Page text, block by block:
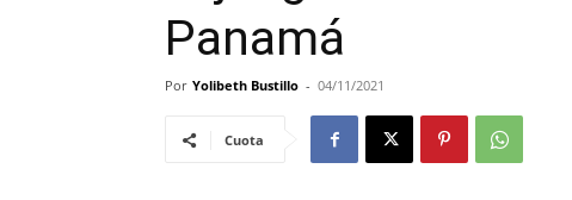
Panamá
Por Yolibeth Bustillo - 04/11/2021
Cuota